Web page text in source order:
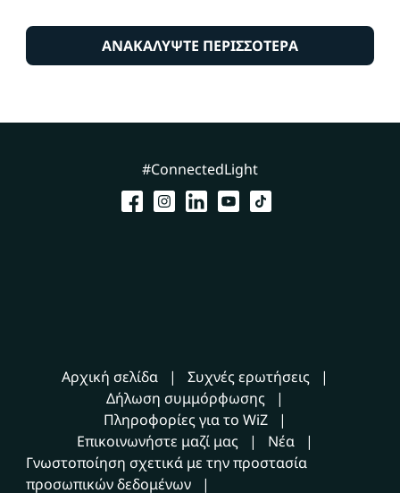
ΑΝΑΚΑΛΥΨΤΕ ΠΕΡΙΣΣΟΤΕΡΑ
#ConnectedLight
Αρχική σελίδα
Συχνές ερωτήσεις
Δήλωση συμμόρφωσης
Πληροφορίες για το WiZ
Επικοινωνήστε μαζί μας
Νέα
Γνωστοποίηση σχετικά με την προστασία
προσωπικών δεδομένων